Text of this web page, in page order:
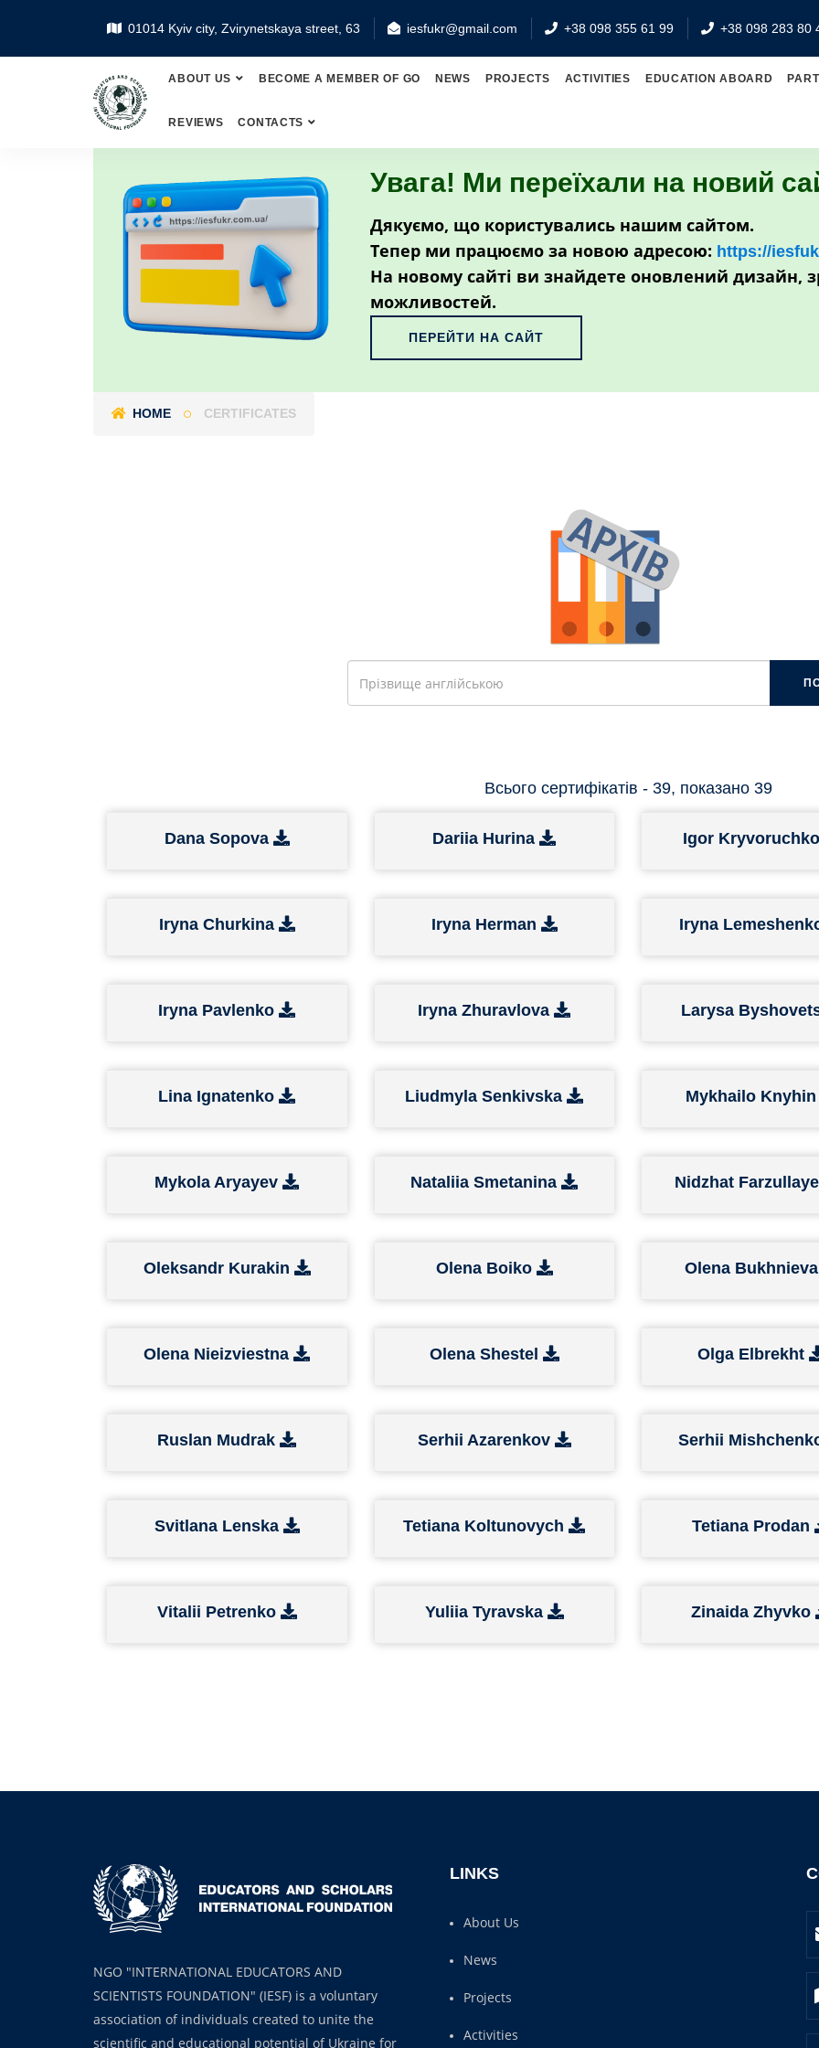
01014 Kyiv city, Zvirynetskaya street, 63 iesfukr@gmail.com +38 098 355 61 99 +38 098 283 80
ABOUT US BECOME A MEMBER OF GO NEWS PROJECTS ACTIVITIES EDUCATION ABOARD
REVIEWS CONTACTS
Увага! Ми переїхали на новий
Дякуємо, що користувались нашим сайтом.
Тепер ми працюємо за новою адресою: https://
На новому сайті ви знайдете оновлений дизайн,
можливостей.
ПЕРЕЙТИ НА САЙТ
HOME CERTIFICATES
Всього сертифікатів - 39, показано 39
Dana Sopova Dariia Hurina Igor
Iryna Churkina Iryna Herman Iryna
Iryna Pavlenko Iryna Zhuravlova Larysa
Lina Ignatenko Liudmyla Senkivska Mykhailo
Mykola Aryayev Nataliia Smetanina Nidzhat
Oleksandr Kurakin Olena Boiko Olena
Olena Nieizviestna Olena Shestel Olga Elbrekht
Ruslan Mudrak Serhii Azarenkov Serhii
Svitlana Lenska Tetiana Koltunovych Tetiana Prodan
Vitalii Petrenko Yuliia Tyravska Zinaida Zhyvko
NGO "INTERNATIONAL EDUCATORS AND
SCIENTISTS FOUNDATION" (IESF) is a voluntary
association of individuals created to unite the
scientific and educational potential of Ukraine for
LINKS
About Us
News
Projects
Activities